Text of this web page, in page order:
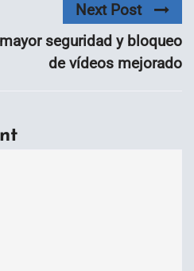
Next Post
seguridad y bloqueo
de vídeos mejorado